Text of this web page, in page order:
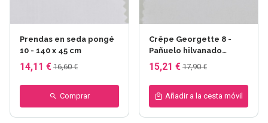
Prendas en seda pongé
10 - 140 x 45 cm
14,11 € 16,60 €
Comprar
Crêpe Georgette 8 -
Pañuelo hilvanado
(préroulottée) 180 x 45
cm
15,21 € 17,90 €
Añadir a la cesta móvil